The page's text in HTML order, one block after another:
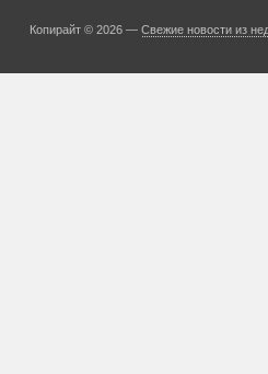
Копирайт © 2026 —Свежие новости из